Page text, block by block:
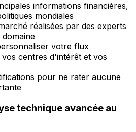
informations financières,
mondiales
réalisées par des experts
votre flux
centres d'intérêt et vos
pour ne rater aucune
technique avancée au